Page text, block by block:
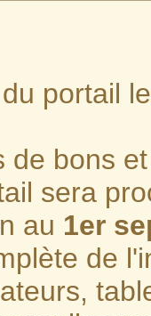
portail
de bons
sera
au 1er
de